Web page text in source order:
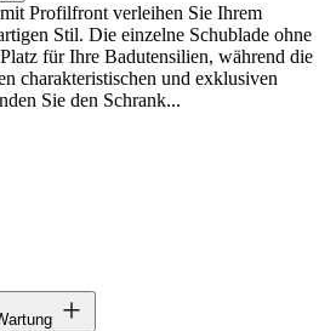
Profilfront verleihen Sie Ihrem
Stil. Die einzelne Schublade ohne
für Ihre Badutensilien, während die
charakteristischen und exklusiven
Sie den Schrank...